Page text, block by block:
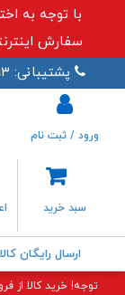
با توجه به
سفارش اینترنتی با شماره
پشتیبانی: ۷۹۱۹۳-۰۲۱
سبد خرید
ورود / ثبت نام
ارسال رایگان کالای
توجه! خرید کالا از